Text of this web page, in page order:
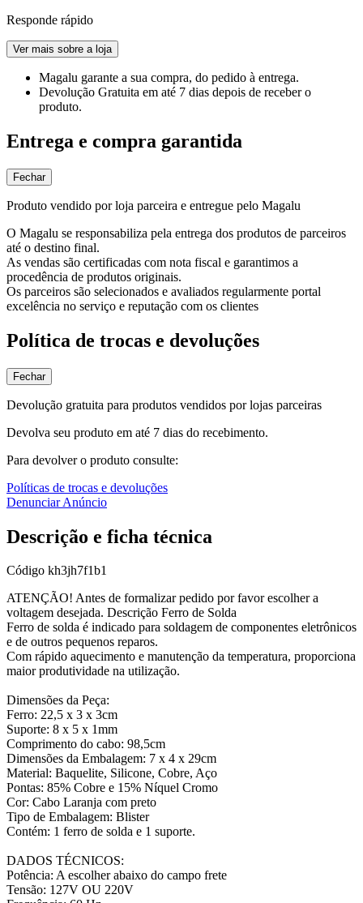
Responde rápido
Ver mais sobre a loja
Magalu garante a sua compra, do pedido à entrega.
Devolução Gratuita em até 7 dias depois de receber o
produto.
Entrega e compra garantida
Fechar
Produto vendido por loja parceira e entregue pelo Magalu
O Magalu se responsabiliza pela entrega dos produtos de parceiros
até o destino final.
As vendas são certificadas com nota fiscal e garantimos a
procedência de produtos originais.
Os parceiros são selecionados e avaliados regularmente portal
excelência no serviço e reputação com os clientes
Política de trocas e devoluções
Fechar
Devolução gratuita para produtos vendidos por lojas parceiras
Devolva seu produto em até 7 dias do recebimento.
Para devolver o produto consulte:
Políticas de trocas e devoluções
Denunciar Anúncio
Descrição e ficha técnica
Código kh3jh7f1b1
ATENÇÃO! Antes de formalizar pedido por favor escolher a
voltagem desejada. Descrição Ferro de Solda
Ferro de solda é indicado para soldagem de componentes eletrônicos
e de outros pequenos reparos.
Com rápido aquecimento e manutenção da temperatura, proporciona
maior produtividade na utilização.
Dimensões da Peça:
Ferro: 22,5 x 3 x 3cm
Suporte: 8 x 5 x 1mm
Comprimento do cabo: 98,5cm
Dimensões da Embalagem: 7 x 4 x 29cm
Material: Baquelite, Silicone, Cobre, Aço
Pontas: 85% Cobre e 15% Níquel Cromo
Cor: Cabo Laranja com preto
Tipo de Embalagem: Blister
Contém: 1 ferro de solda e 1 suporte.
DADOS TÉCNICOS:
Potência: A escolher abaixo do campo frete
Tensão: 127V OU 220V